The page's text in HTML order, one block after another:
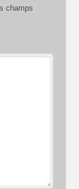
champs